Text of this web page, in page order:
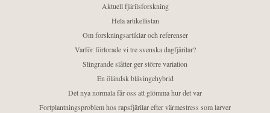
Aktuell fjärilsforskning
Hela artikellistan
Om forskningsartiklar och referenser
Varför förlorade vi tre svenska dagfjärilar?
Slingrande slåtter ger större variation
En öländsk blåvingehybrid
Det nya normala får oss att glömma hur det var
Fortplantningsproblem hos rapsfjärilar efter värmestress som larver